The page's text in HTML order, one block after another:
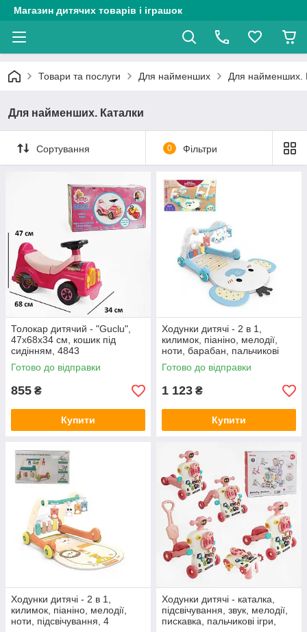
Магазин дитячих товарів і іграшок
Товари та послуги Для найменших Для найменших.
Для найменших. Каталки
Сортування 0 Фільтри
Толокар дитячий - "Guclu",
47х68х34 см, кошик під
сидінням, 4843
Готово до відправки
855 ₴
Купити
Ходунки дитячі - 2 в 1,
килимок, піаніно, мелодії,
ноти, барабан, пальчикові
ігри, підсвічування, 4 підвіски,
HX 9203 A
Готово до відправки
1 123 ₴
Купити
Ходунки дитячі - 2 в 1,
килимок, піаніно, мелодії,
ноти, підсвічування, 4
Ходунки дитячі - каталка,
підсвічування, звук, мелодії,
пискавка, пальчикові ігри,